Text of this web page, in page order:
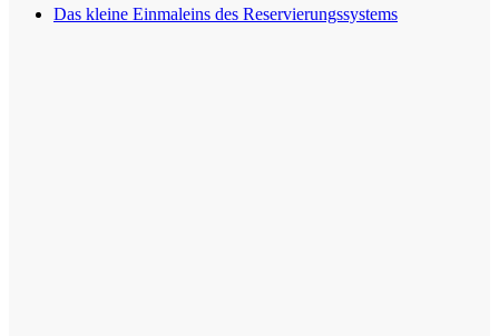
Das kleine Einmaleins des Reservierungssystems